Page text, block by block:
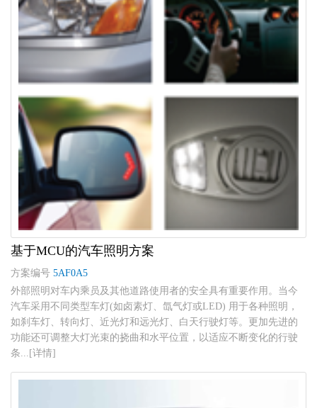
基于MCU的汽车照明方案
方案编号 5AF0A5
外部照明对车内乘员及其他道路使用者的安全具有重要作用。当今
汽车采用不同类型车灯(如卤素灯、氙气灯或LED) 用于各种照明，
如刹车灯、转向灯、近光灯和远光灯、白天行驶灯等。更加先进的
功能还可调整大灯光束的挠曲和水平位置，以适应不断变化的行驶
条...[详情]